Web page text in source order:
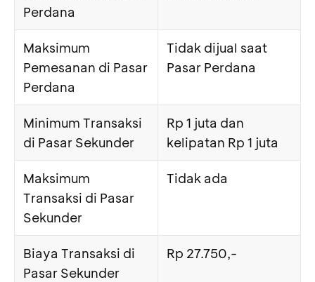
Perdana
Maksimum
Pemesanan di Pasar
Perdana
Tidak dijual saat
Pasar Perdana
Minimum Transaksi
di Pasar Sekunder
Rp 1 juta dan
kelipatan Rp 1 juta
Maksimum
Transaksi di Pasar
Sekunder
Tidak ada
Biaya Transaksi di
Pasar Sekunder
Rp 27.750,-